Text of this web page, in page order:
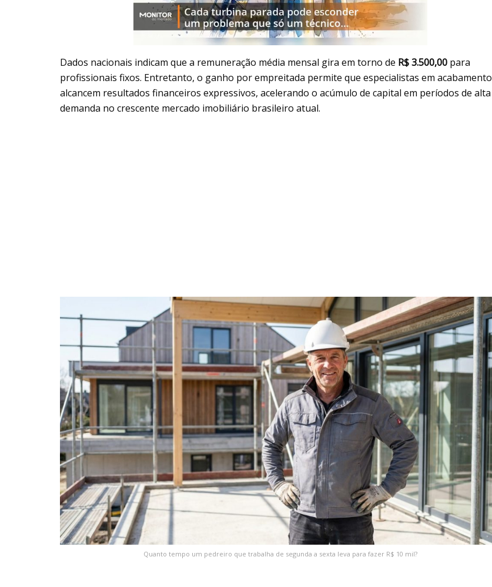
Dados nacionais indicam que a remuneração média mensal gira em torno de R$ 3.500,00 para
profissionais fixos. Entretanto, o ganho por empreitada permite que especialistas em acabamento
alcancem resultados financeiros expressivos, acelerando o acúmulo de capital em períodos de alta
demanda no crescente mercado imobiliário brasileiro atual.
Quanto tempo um pedreiro que trabalha de segunda a sexta leva para fazer R$ 10 mil?